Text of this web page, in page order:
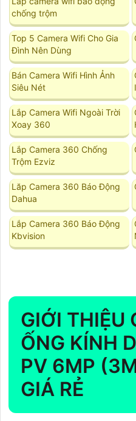
chống trộm
Top 5 Camera Wifi Cho Gia
Đình Nên Dùng
Bán Camera Wifi Hình Ảnh
Siêu Nét
Lắp Camera Wifi Ngoài Trời
Xoay 360
Lắp Camera 360 Chống
Trộm Ezviz
Lăp Camera 360 Báo Động
Dahua
Lắp Camera 360 Báo Động
Kbvision
GIỚI THIỆU
ỐNG KÍNH
PV 6MP
GIÁ RẺ